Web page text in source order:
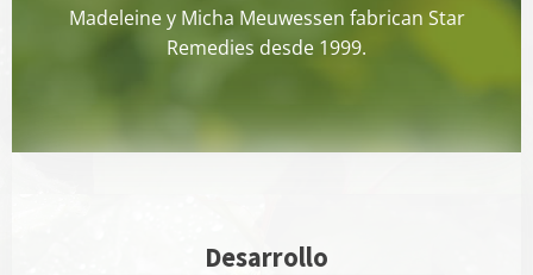
Madeleine y Micha Meuwessen fabrican Star
Remedies desde 1999.
Desarrollo